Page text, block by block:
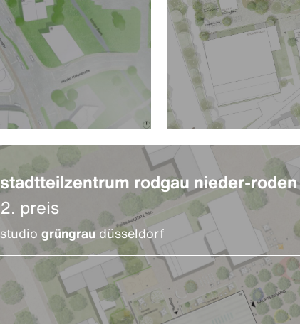
stadtteilzentrum rodgau nieder-roden
2. preis
studio grüngraudüsseldorf